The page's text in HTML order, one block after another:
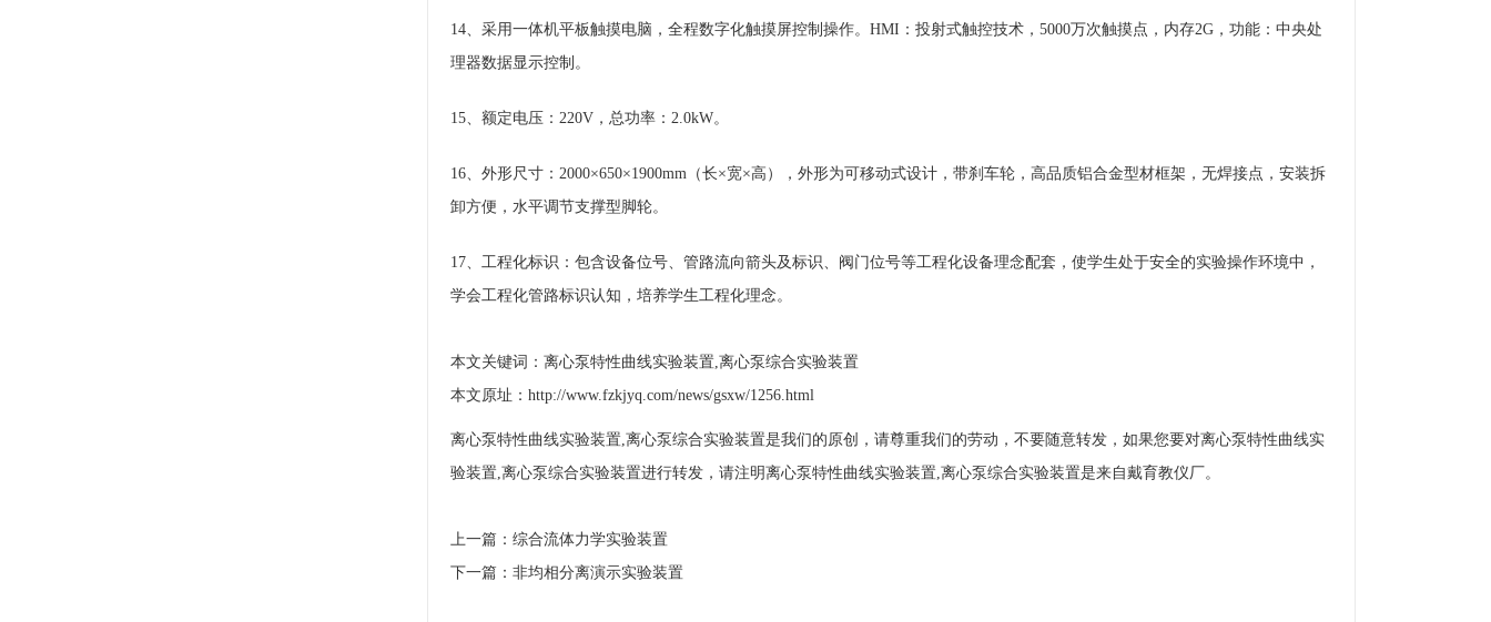
14、采用一体机平板触摸电脑，全程数字化触摸屏控制操作。HMI：投射式触控技术，5000万次触摸点，内存2G，功能：中央处
理器数据显示控制。
15、额定电压：220V，总功率：2.0kW。
16、外形尺寸：2000×650×1900mm（长×宽×高），外形为可移动式设计，带刹车轮，高品质铝合金型材框架，无焊接点，安装拆
卸方便，水平调节支撑型脚轮。
17、工程化标识：包含设备位号、管路流向箭头及标识、阀门位号等工程化设备理念配套，使学生处于安全的实验操作环境中，
学会工程化管路标识认知，培养学生工程化理念。
本文关键词：离心泵特性曲线实验装置,离心泵综合实验装置
本文原址：http://www.fzkjyq.com/news/gsxw/1256.html
离心泵特性曲线实验装置,离心泵综合实验装置是我们的原创，请尊重我们的劳动，不要随意转发，如果您要对离心泵特性曲线实
验装置,离心泵综合实验装置进行转发，请注明离心泵特性曲线实验装置,离心泵综合实验装置是来自戴育教仪厂。
上一篇： 综合流体力学实验装置
下一篇： 非均相分离演示实验装置